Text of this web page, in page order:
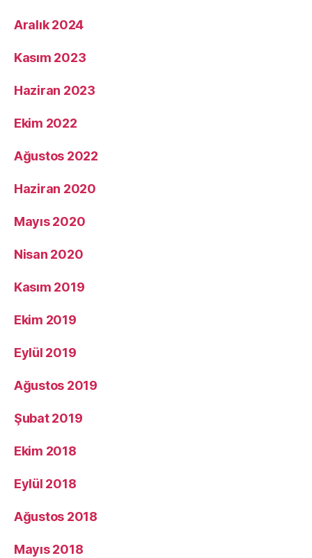
Aralık 2024
Kasım 2023
Haziran 2023
Ekim 2022
Ağustos 2022
Haziran 2020
Mayıs 2020
Nisan 2020
Kasım 2019
Ekim 2019
Eylül 2019
Ağustos 2019
Şubat 2019
Ekim 2018
Eylül 2018
Ağustos 2018
Mayıs 2018